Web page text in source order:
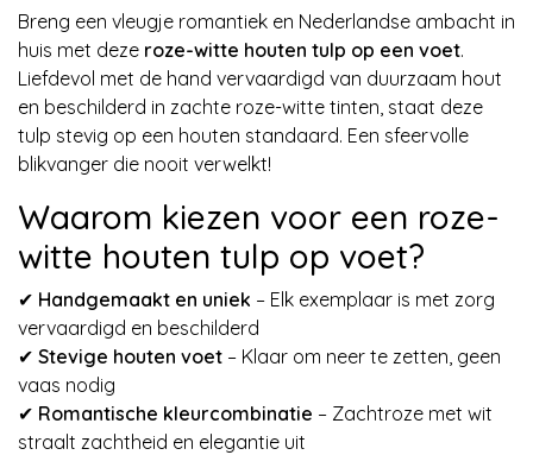
Breng een vleugje romantiek en Nederlandse ambacht in
huis met deze roze-witte houten tulp op een voet.
Liefdevol met de hand vervaardigd van duurzaam hout
en beschilderd in zachte roze-witte tinten, staat deze
tulp stevig op een houten standaard. Een sfeervolle
blikvanger die nooit verwelkt!
Waarom kiezen voor een roze-
witte houten tulp op voet?
✔ Handgemaakt en uniek – Elk exemplaar is met zorg
vervaardigd en beschilderd
✔ Stevige houten voet – Klaar om neer te zetten, geen
vaas nodig
✔ Romantische kleurcombinatie – Zachtroze met wit
straalt zachtheid en elegantie uit